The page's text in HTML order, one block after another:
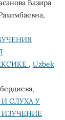
Вазира
, Uzbek
СЛУХА У